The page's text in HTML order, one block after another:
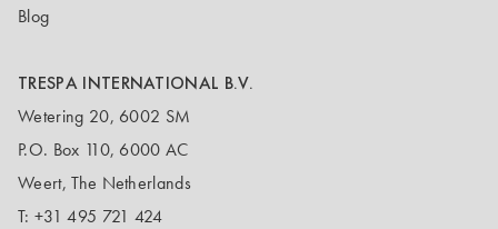
Blog
TRESPA INTERNATIONAL B.V.
Wetering 20, 6002 SM
P.O. Box 110, 6000 AC
Weert, The Netherlands
T: +31 495 721 424